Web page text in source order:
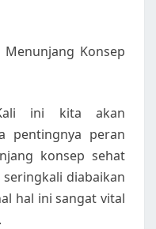
Konsep
ini kita akan
pentingnya peran
konsep sehat
diabaikan
hal ini sangat vital